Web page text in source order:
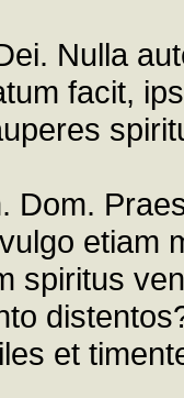
Nulla
facit,
Dom.
etiam
spiritus
et